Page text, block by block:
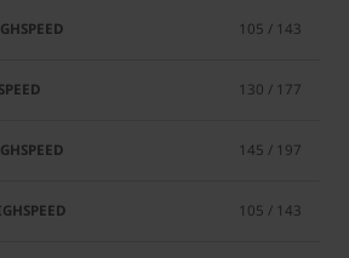
105 / 143
130 / 177
145 / 197
105 / 143